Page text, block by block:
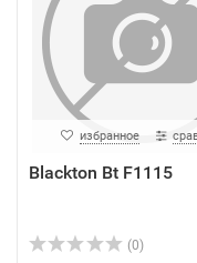
избранное
Blackton Bt F1115
(0)